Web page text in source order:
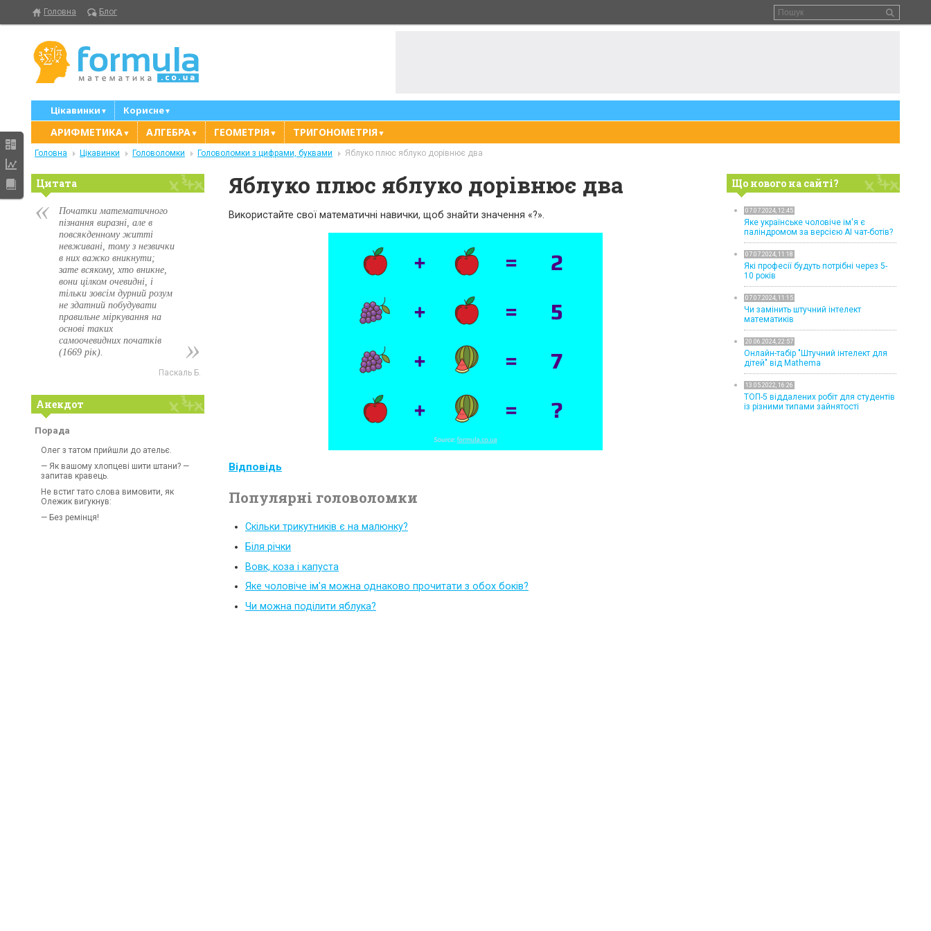
Головна Блог
Цікавинки ▼ Корисне▼
АРИФМЕТИКА▼ АЛГЕБРА▼ ГЕОМЕТРІЯ▼ ТРИГОНОМЕТРІЯ▼
Головна Цікавинки Головоломки Головоломки з цифрами, буквами Яблуко плюс яблуко дорівнює два
Цитата
Початки математичного
пізнання виразні, але в
повсякденному житті
невживані, тому з незвички
в них важко вникнути;
зате всякому, хто вникне,
вони цілком очевидні, і
тільки зовсім дурний розум
не здатний побудувати
правильне міркування на
основі таких
самоочевидних початків
(1669 рік).
Паскаль Б.
Анекдот
Порада
Олег з татом прийшли до ательє.
— Як вашому хлопцеві шити штани? —
запитав кравець.
Не встиг тато слова вимовити, як
Олежик вигукнув:
— Без ремінця!
Що нового на сайті?
07.07.2024, 12:45
Яке українське чоловіче ім'я є
паліндромом за версією AI чат-ботів?
07.07.2024, 11:18
Які професії будуть потрібні через 5-
10 років
07.07.2024, 11:15
Чи замінить штучний інтелект
математиків
20.06.2024, 22:57
Онлайн-табір "Штучний інтелект для
дітей" від Mathema
13.05.2022, 16:26
ТОП-5 віддалених робіт для студентів
із різними типами зайнятості
Яблуко плюс яблуко дорівнює два
Використайте свої математичні навички, щоб знайти значення «?».
Відповідь
Популярні головоломки
Скільки трикутників є на малюнку?
Біля річки
Вовк, коза і капуста
Яке чоловіче ім'я можна однаково прочитати з обох боків?
Чи можна поділити яблука?